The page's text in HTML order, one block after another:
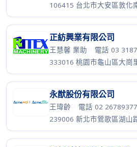
106415 台北市大安區敦化
正紡興業有限公司
王慧馨 業助 · 電話 03
333016 桃園市龜山區大崗
永猷股份有限公司
王瑋齡 · 電話 02
239006 新北市鶯歌區湖山